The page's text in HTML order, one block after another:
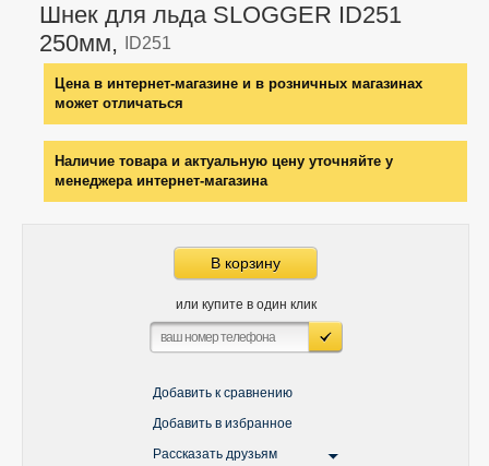
Шнек для льда SLOGGER ID251
250мм,
ID251
Цена в интернет-магазине и в розничных магазинах
может отличаться
Наличие товара и актуальную цену уточняйте у
менеджера интернет-магазина
В корзину
или купите в один клик
Добавить к сравнению
Добавить в избранное
Рассказать друзьям